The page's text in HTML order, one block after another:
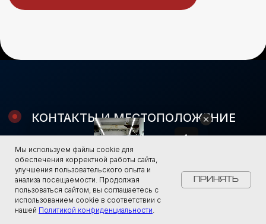
Мы используем файлы cookie для
обеспечения корректной работы сайта,
улучшения пользовательского опыта и
анализа посещаемости. Продолжая
пользоваться сайтом, вы соглашаетесь с
использованием cookie в соответствии с
нашей Политикой конфиденциальности.
Принять
Свяжитесь с нами